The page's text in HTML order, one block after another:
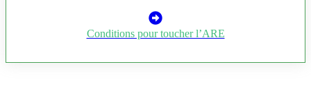
Conditions pour toucher l’ARE